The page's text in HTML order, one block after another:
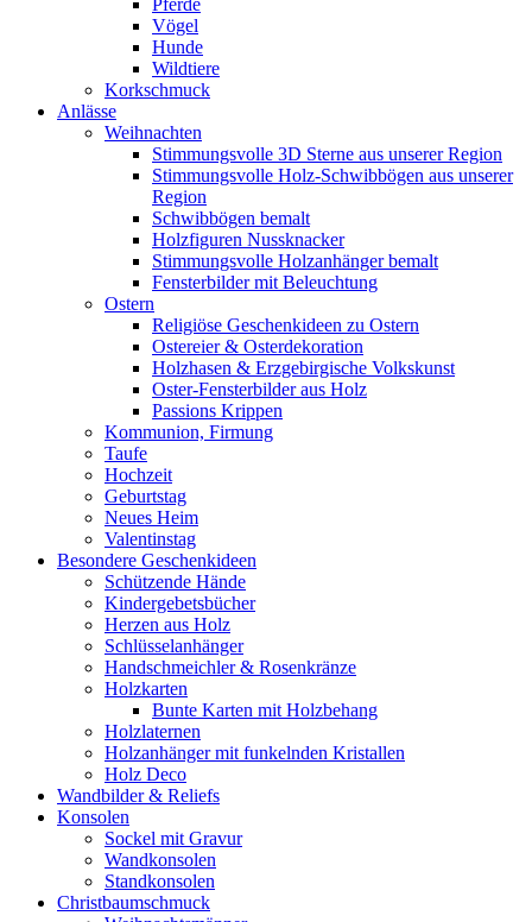
Pferde
Vögel
Hunde
Wildtiere
Korkschmuck
Anlässe
Weihnachten
Stimmungsvolle 3D Sterne aus unserer Region
Stimmungsvolle Holz-Schwibbögen aus unserer
Region
Schwibbögen bemalt
Holzfiguren Nussknacker
Stimmungsvolle Holzanhänger bemalt
Fensterbilder mit Beleuchtung
Ostern
Religiöse Geschenkideen zu Ostern
Ostereier & Osterdekoration
Holzhasen & Erzgebirgische Volkskunst
Oster-Fensterbilder aus Holz
Passions Krippen
Kommunion, Firmung
Taufe
Hochzeit
Geburtstag
Neues Heim
Valentinstag
Besondere Geschenkideen
Schützende Hände
Kindergebetsbücher
Herzen aus Holz
Schlüsselanhänger
Handschmeichler & Rosenkränze
Holzkarten
Bunte Karten mit Holzbehang
Holzlaternen
Holzanhänger mit funkelnden Kristallen
Holz Deco
Wandbilder & Reliefs
Konsolen
Sockel mit Gravur
Wandkonsolen
Standkonsolen
Christbaumschmuck